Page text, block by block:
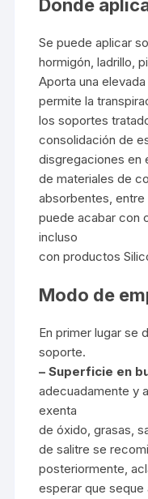
Dónde
Se puede aplicar
hormigón, ladrillo,
Aporta una
permite la
los soportes
consolidación de
disgregaciones en
de materiales de
absorbentes, entre
puede acabar con
incluso
con productos
Modo de
En primer lugar se
soporte.
– Superficie en
adecuadamente y
exenta
de óxido, grasas,
de salitre se
posteriormente,
esperar que